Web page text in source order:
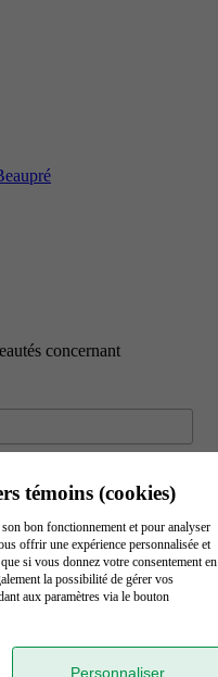
concernant
témoins (cookies)
bon fonctionnement et pour analyser
offrir une expérience personnalisée et
si vous donnez votre consentement en
la possibilité de gérer vos
aux paramètres via le bouton
Personnaliser